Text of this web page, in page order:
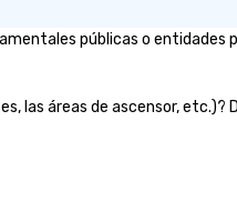
públicas o entidades
las áreas de ascensor, etc.)?